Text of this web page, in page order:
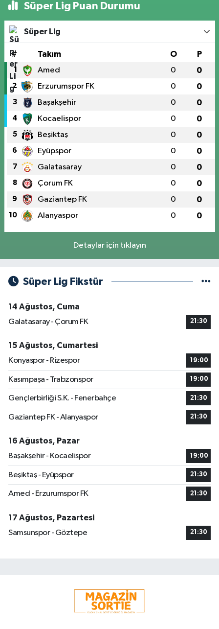
Süper Lig Puan Durumu
Süper Lig
# Takım O P
1 Amed 0 0
2 Erzurumspor FK 0 0
3 Başakşehir 0 0
4 Kocaelispor 0 0
5 Beşiktaş 0 0
6 Eyüpspor 0 0
7 Galatasaray 0 0
8 Çorum FK 0 0
9 Gaziantep FK 0 0
10 Alanyaspor 0 0
Detaylar için tıklayın
Süper Lig Fikstür
14 Ağustos, Cuma
Galatasaray - Çorum FK
21:30
15 Ağustos, Cumartesi
Konyaspor - Rizespor
19:00
Kasımpaşa - Trabzonspor 19:00
Gençlerbirliği S.K. - Fenerbahçe 21:30
Gaziantep FK - Alanyaspor 21:30
16 Ağustos, Pazar
Başakşehir - Kocaelispor
19:00
Beşiktaş - Eyüpspor 21:30
Amed - Erzurumspor FK 21:30
17 Ağustos, Pazartesi
Samsunspor - Göztepe
21:30